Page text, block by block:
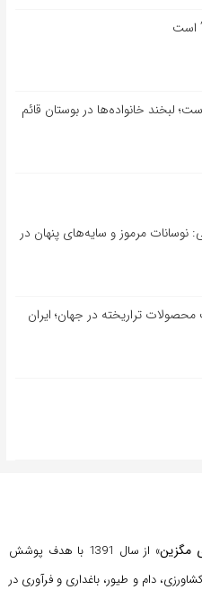
است
لبخند خانواده‌ها در بوستان قائم
مرموز و سایه‌های پنهان در
تراریخته در جهان؛ ایران
مگزین
» از سال 1391 با هدف پوشش
دام و طیور، باغداری و فرآوری در